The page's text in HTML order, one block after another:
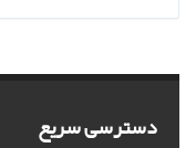
دسترسی سریع